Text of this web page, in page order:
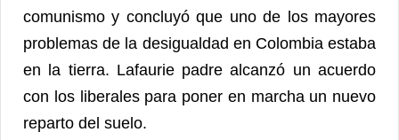
comunismo y concluyó que uno de los mayores
problemas de la desigualdad en Colombia estaba
en la tierra. Lafaurie padre alcanzó un acuerdo
con los liberales para poner en marcha un nuevo
reparto del suelo.